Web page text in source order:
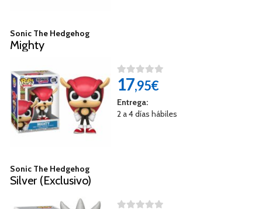
Sonic The Hedgehog
Mighty
17,95€
Entrega:
2 a 4 días hábiles
Sonic The Hedgehog
Silver (Exclusivo)